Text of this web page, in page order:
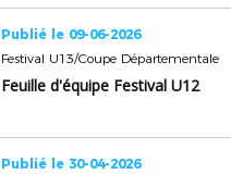
Publié le 09-06-2026
Festival U13/Coupe Départementale
Feuille d'équipe Festival U12
Publié le 30-04-2026